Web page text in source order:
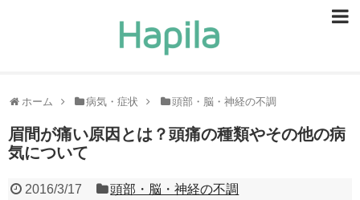
ホーム 病気・症状 頭部・脳・神経の不調
眉間が痛い原因とは？頭痛の種類やその他の病
気について
2016/3/17 頭部・脳・神経の不調
ヘアケア
ヘルスケア
食事・食べ物